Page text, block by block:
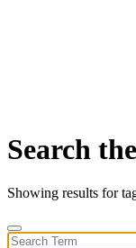
Search
Showing results for